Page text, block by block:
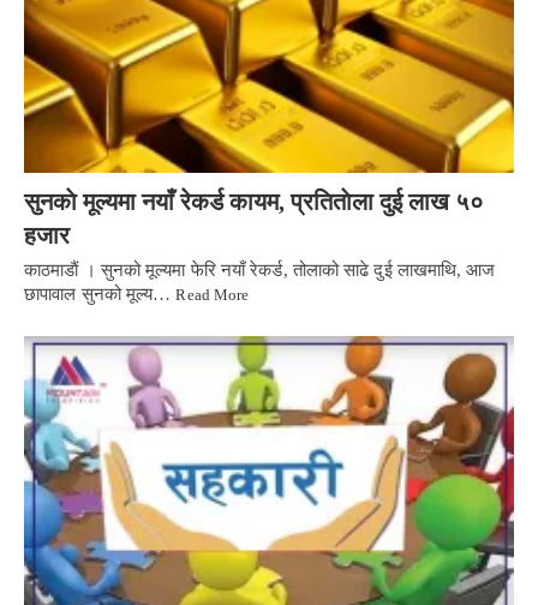
सुनकाे मूल्यमा नयाँ रेकर्ड कायम, प्रतिताेला दुई लाख ५०
हजार
काठमाडाैं । सुनको मूल्यमा फेरि नयाँ रेकर्ड, तोलाको साढे दुई लाखमाथि, आज
छापावाल सुनको मूल्य…Read More